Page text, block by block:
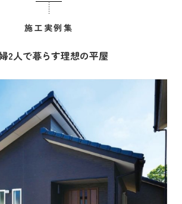
施工実例集
2人で暮らす理想の平屋